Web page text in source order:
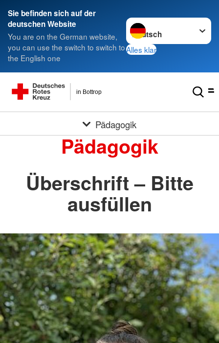
Sie befinden sich auf der
deutschen Website
You are on the German website,
you can use the switch to switch to
the English one
Sprache wechseln zu
Alles klar
in Bottrop
Pädagogik
Pädagogik
Überschrift – Bitte
ausfüllen